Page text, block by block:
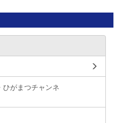
がまつチャンネ